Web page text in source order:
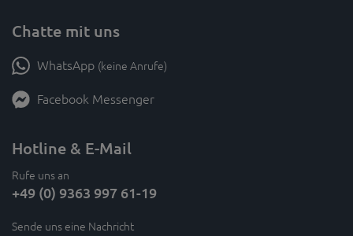
Chatte mit uns
WhatsApp (keine Anrufe)
Facebook Messenger
Hotline & E-Mail
Rufe uns an
+49 (0) 9363 997 61-19
Sende uns eine Nachricht